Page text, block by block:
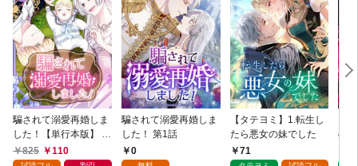
騙されて溺愛再婚しま
した！【単行本版】 1
巻825 110
騙されて溺愛再婚しま
した！ 第1話
0
【タテヨミ】1.転生し
たら悪女の妹でした
71
の